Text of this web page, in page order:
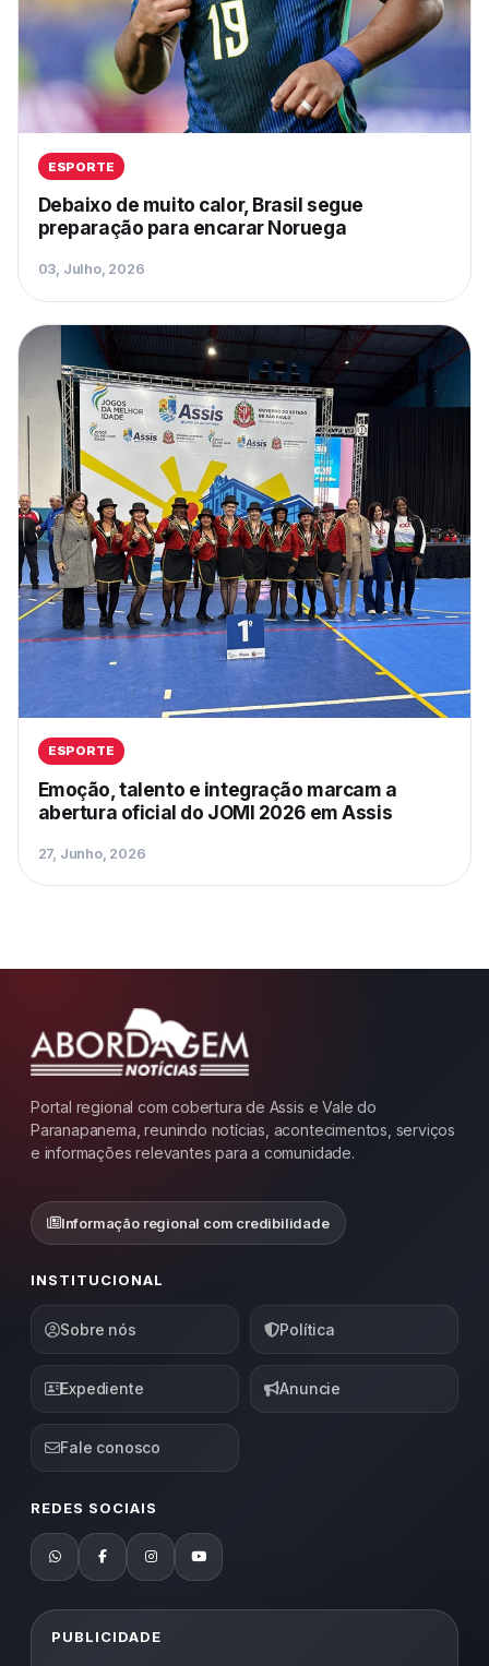
ESPORTE
Debaixo de muito calor, Brasil segue
preparação para encarar Noruega
03, Julho, 2026
ESPORTE
Emoção, talento e integração marcam a
abertura oficial do JOMI 2026 em Assis
27, Junho, 2026
Portal regional com cobertura de Assis e Vale do
Paranapanema, reunindo notícias, acontecimentos, serviços
e informações relevantes para a comunidade.
Informação regional com credibilidade
INSTITUCIONAL
Sobre nós Política
Expediente Anuncie
Fale conosco
REDES SOCIAIS
PUBLICIDADE